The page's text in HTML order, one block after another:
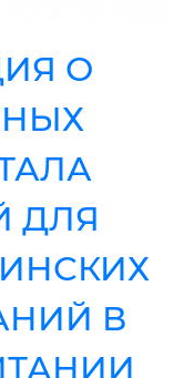
О
ДЛЯ
В